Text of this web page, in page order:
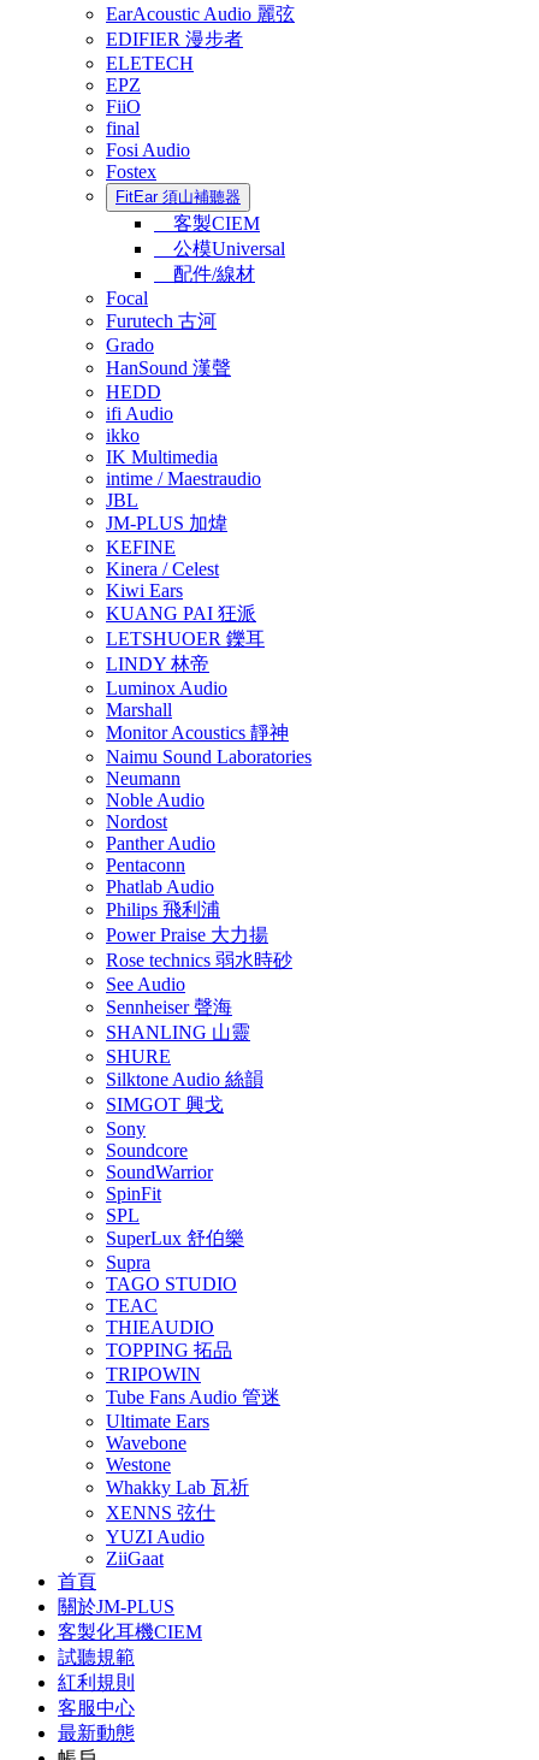
EarAcoustic Audio 麗弦
EDIFIER 漫步者
ELETECH
EPZ
FiiO
final
Fosi Audio
Fostex
FitEar 須山補聽器
客製CIEM
公模Universal
配件/線材
Focal
Furutech 古河
Grado
HanSound 漢聲
HEDD
ifi Audio
ikko
IK Multimedia
intime / Maestraudio
JBL
JM-PLUS 加煒
KEFINE
Kinera / Celest
Kiwi Ears
KUANG PAI 狂派
LETSHUOER 鑠耳
LINDY 林帝
Luminox Audio
Marshall
Monitor Acoustics 靜神
Naimu Sound Laboratories
Neumann
Noble Audio
Nordost
Panther Audio
Pentaconn
Phatlab Audio
Philips 飛利浦
Power Praise 大力揚
Rose technics 弱水時砂
See Audio
Sennheiser 聲海
SHANLING 山靈
SHURE
Silktone Audio 絲韻
SIMGOT 興戈
Sony
Soundcore
SoundWarrior
SpinFit
SPL
SuperLux 舒伯樂
Supra
TAGO STUDIO
TEAC
THIEAUDIO
TOPPING 拓品
TRIPOWIN
Tube Fans Audio 管迷
Ultimate Ears
Wavebone
Westone
Whakky Lab 瓦祈
XENNS 弦仕
YUZI Audio
ZiiGaat
首頁
關於JM-PLUS
客製化耳機CIEM
試聽規範
紅利規則
客服中心
最新動態